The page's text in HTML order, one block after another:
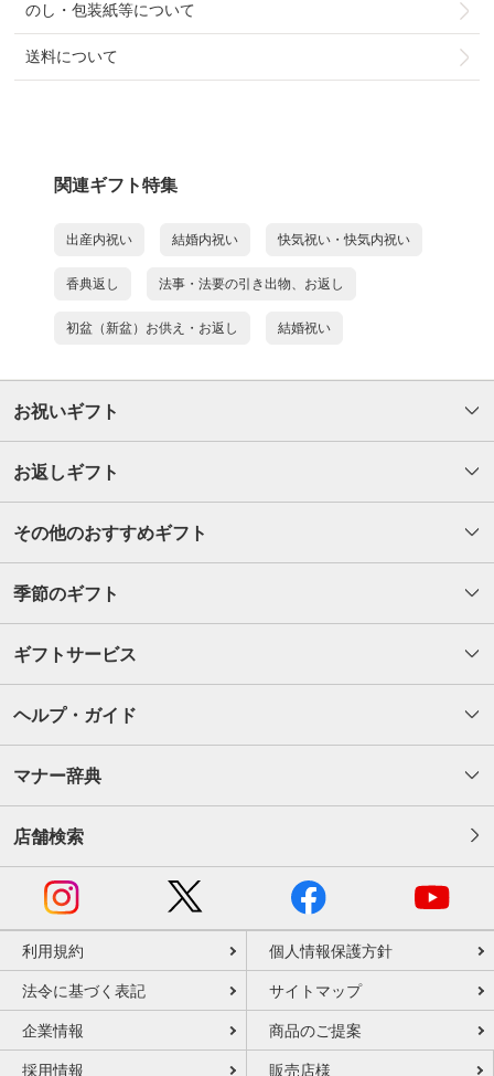
のし・包装紙等について
送料について
関連ギフト特集
出産内祝い 結婚内祝い 快気祝い・快気内祝い
香典返し 法事・法要の引き出物、お返し
初盆（新盆）お供え・お返し 結婚祝い
お祝いギフト
お返しギフト
その他のおすすめギフト
季節のギフト
ギフトサービス
ヘルプ・ガイド
マナー辞典
店舗検索
利用規約 個人情報保護方針
法令に基づく表記 サイトマップ
企業情報 商品のご提案
採用情報 販売店様